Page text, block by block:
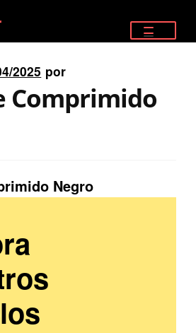
2025 por
Comprimido
Negro